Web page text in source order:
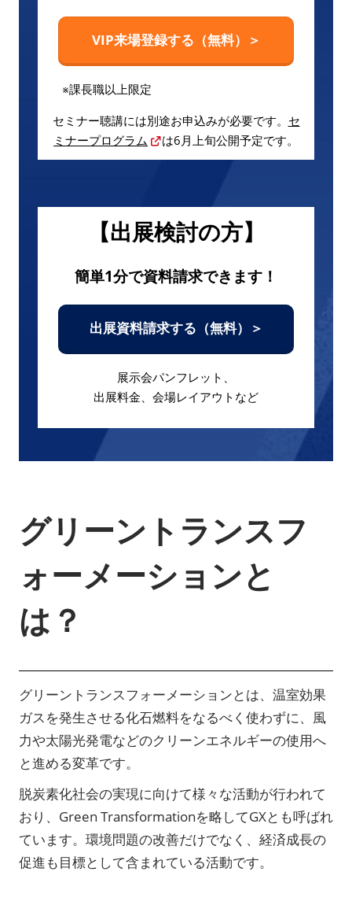
VIP来場登録する（無料）＞
※課長職以上限定
セミナー聴講には別途お申込みが必要です。 セ
ミナープログラム
は6月上旬公開予定です。
【出展検討の方】
簡単1分で資料請求できます！
出展資料請求する（無料）＞
展示会パンフレット、
出展料金、会場レイアウトなど
グリーントランスフ
ォーメーションと
は？
グリーントランスフォーメーションとは、温室効果
ガスを発生させる化石燃料をなるべく使わずに、風
力や太陽光発電などのクリーンエネルギーの使用へ
と進める変革です。
脱炭素化社会の実現に向けて様々な活動が行われて
おり、Green Transformationを略してGXとも呼ばれ
ています。環境問題の改善だけでなく、経済成長の
促進も目標として含まれている活動です。